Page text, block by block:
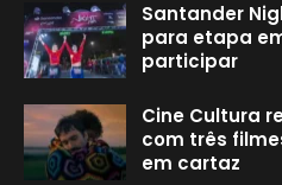
Santander
para etapa
participar
Cine Cultura
com três
em cartaz